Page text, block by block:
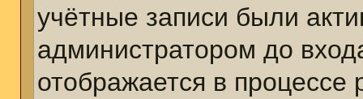
учётные записи были
администратором до
отображается в